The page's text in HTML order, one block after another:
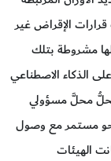
الإقراض غير
مشروطة بتلك
الذكاء الاصطناعي
محلَّ مسؤولي
نحو مستمر مع وصول
الهيئات